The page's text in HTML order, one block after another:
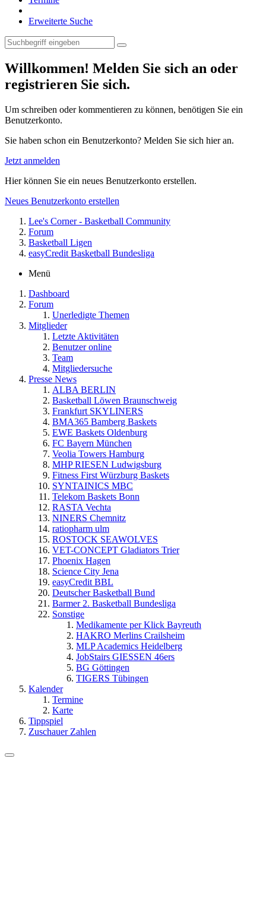
Erweiterte Suche
Willkommen! Melden Sie sich an oder
registrieren Sie sich.
Um schreiben oder kommentieren zu können, benötigen Sie ein
Benutzerkonto.
Sie haben schon ein Benutzerkonto? Melden Sie sich hier an.
Jetzt anmelden
Hier können Sie ein neues Benutzerkonto erstellen.
Neues Benutzerkonto erstellen
Lee's Corner - Basketball Community
Forum
Basketball Ligen
easyCredit Basketball Bundesliga
Menü
Dashboard
Forum
Unerledigte Themen
Mitglieder
Letzte Aktivitäten
Benutzer online
Team
Mitgliedersuche
Presse News
ALBA BERLIN
Basketball Löwen Braunschweig
Frankfurt SKYLINERS
BMA365 Bamberg Baskets
EWE Baskets Oldenburg
FC Bayern München
Veolia Towers Hamburg
MHP RIESEN Ludwigsburg
Fitness First Würzburg Baskets
SYNTAINICS MBC
Telekom Baskets Bonn
RASTA Vechta
NINERS Chemnitz
ratiopharm ulm
ROSTOCK SEAWOLVES
VET-CONCEPT Gladiators Trier
Phoenix Hagen
Science City Jena
easyCredit BBL
Deutscher Basketball Bund
Barmer 2. Basketball Bundesliga
Sonstige
Medikamente per Klick Bayreuth
HAKRO Merlins Crailsheim
MLP Academics Heidelberg
JobStairs GIESSEN 46ers
BG Göttingen
TIGERS Tübingen
Kalender
Termine
Karte
Tippspiel
Zuschauer Zahlen